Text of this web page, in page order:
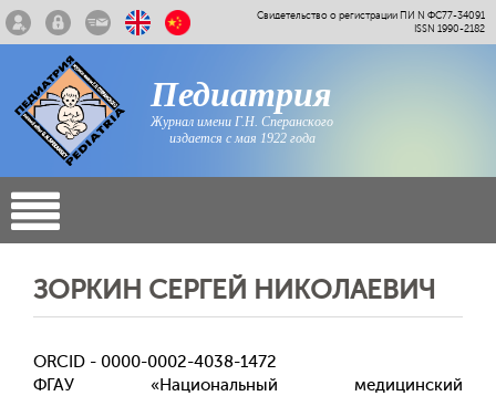
Свидетельство о регистрации ПИ N ФС77-34091
ISSN 1990-2182
Педиатрия
Журнал имени Г.Н. Сперанского
издается с мая 1922 года
ЗОРКИН СЕРГЕЙ НИКОЛАЕВИЧ
ORCID - 0000-0002-4038-1472
ФГАУ «Национальный медицинский